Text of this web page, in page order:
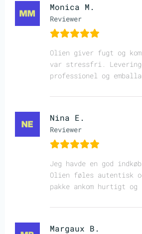
Monica M.
Reviewer
Olien giver fugt og
var stressfri.
professionel og
Nina E.
Reviewer
Jeg havde en god
Olien føles autentisk
pakke ankom hurtigt
Margaux B.